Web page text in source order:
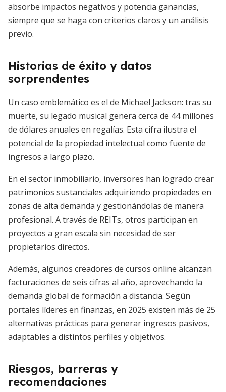
absorbe impactos negativos y potencia ganancias,
siempre que se haga con criterios claros y un análisis
previo.
Historias de éxito y datos
sorprendentes
Un caso emblemático es el de Michael Jackson: tras su
muerte, su legado musical genera cerca de 44 millones
de dólares anuales en regalías. Esta cifra ilustra el
potencial de la propiedad intelectual como fuente de
ingresos a largo plazo.
En el sector inmobiliario, inversores han logrado crear
patrimonios sustanciales adquiriendo propiedades en
zonas de alta demanda y gestionándolas de manera
profesional. A través de REITs, otros participan en
proyectos a gran escala sin necesidad de ser
propietarios directos.
Además, algunos creadores de cursos online alcanzan
facturaciones de seis cifras al año, aprovechando la
demanda global de formación a distancia. Según
portales líderes en finanzas, en 2025 existen más de 25
alternativas prácticas para generar ingresos pasivos,
adaptables a distintos perfiles y objetivos.
Riesgos, barreras y
recomendaciones